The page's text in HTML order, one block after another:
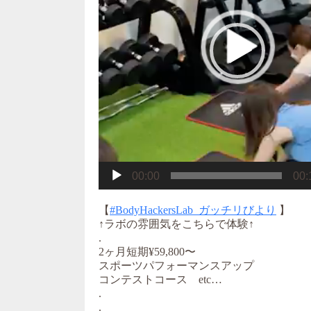
00:00
【#BodyHackersLab_ガッチリびより
】
↑ラボの雰囲気をこちらで体験↑
.
2ヶ月短期¥59,800〜
スポーツパフォーマンスアップ
コンテストコース etc…
.
.